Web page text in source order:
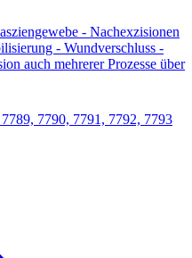
- Nachexzisionen
- Wundverschluss -
auch mehrerer Prozesse über
7790, 7791, 7792, 7793